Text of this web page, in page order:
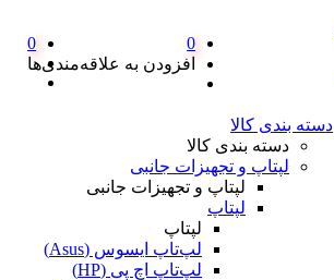
0
افزودن به علاقه‌مندی‌ها
0
دسته بندی کالا
دسته بندی کالا
لپتاپ و تجهیزات جانبی
لپتاپ و تجهیزات جانبی
لپتاپ
لپتاپ
لپ‌تاپ ایسوس (Asus)
لپ‌تاپ اچ پی (HP)